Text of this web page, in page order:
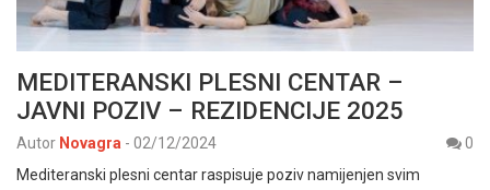
MEDITERANSKI PLESNI CENTAR –
JAVNI POZIV – REZIDENCIJE 2025
Autor Novagra - 02/12/2024
0
Mediteranski plesni centar raspisuje poziv namijenjen svim